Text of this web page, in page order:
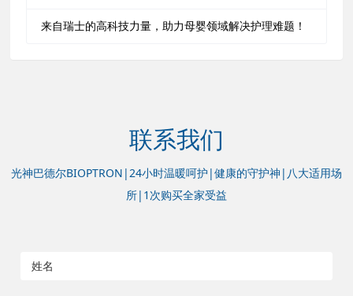
来自瑞士的高科技力量，助力母婴领域解决护理难题！
联系我们
光神巴德尔BIOPTRON|24小时温暖呵护|健康的守护神|八大适用场
所|1次购买全家受益